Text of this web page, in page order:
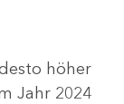
höher
Jahr 2024